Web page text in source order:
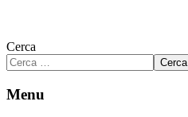
Cerca
Cerca
Menu